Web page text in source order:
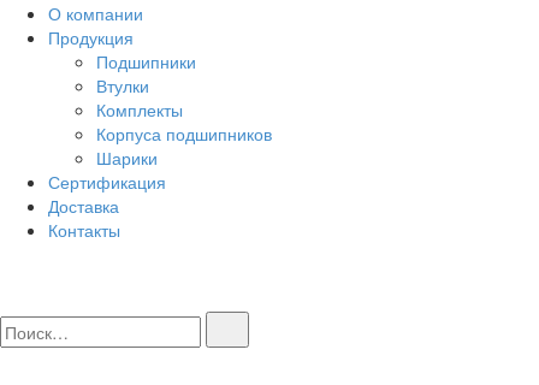
О компании
Продукция
Подшипники
Втулки
Комплекты
Корпуса подшипников
Шарики
Сертификация
Доставка
Контакты